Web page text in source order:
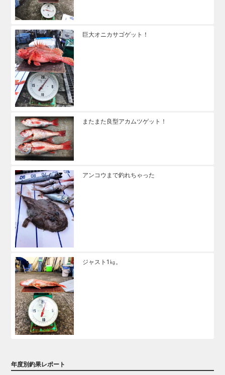
巨大オニカサゴゲット！
またまた良型アカムツゲット！
アンコウまで釣れちゃった
ジャスト1㎏。
年度別釣果レポート